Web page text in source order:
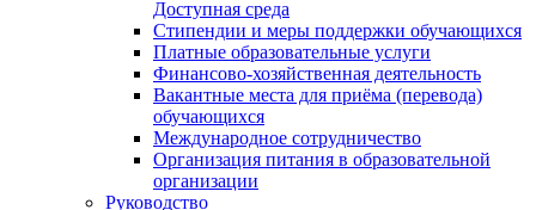
Доступная среда
Стипендии и меры поддержки обучающихся
Платные образовательные услуги
Финансово-хозяйственная деятельность
Вакантные места для приёма (перевода)
обучающихся
Международное сотрудничество
Организация питания в образовательной
организации
Руководство